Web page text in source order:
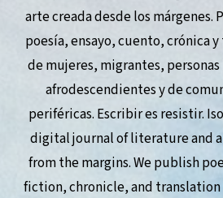
arte creada desde los márgenes.
poesía, ensayo, cuento, crónica
de mujeres, migrantes,
afrodescendientes y de
periféricas. Escribir es resistir.
digital journal of literature and
from the margins. We publish
fiction, chronicle, and translation